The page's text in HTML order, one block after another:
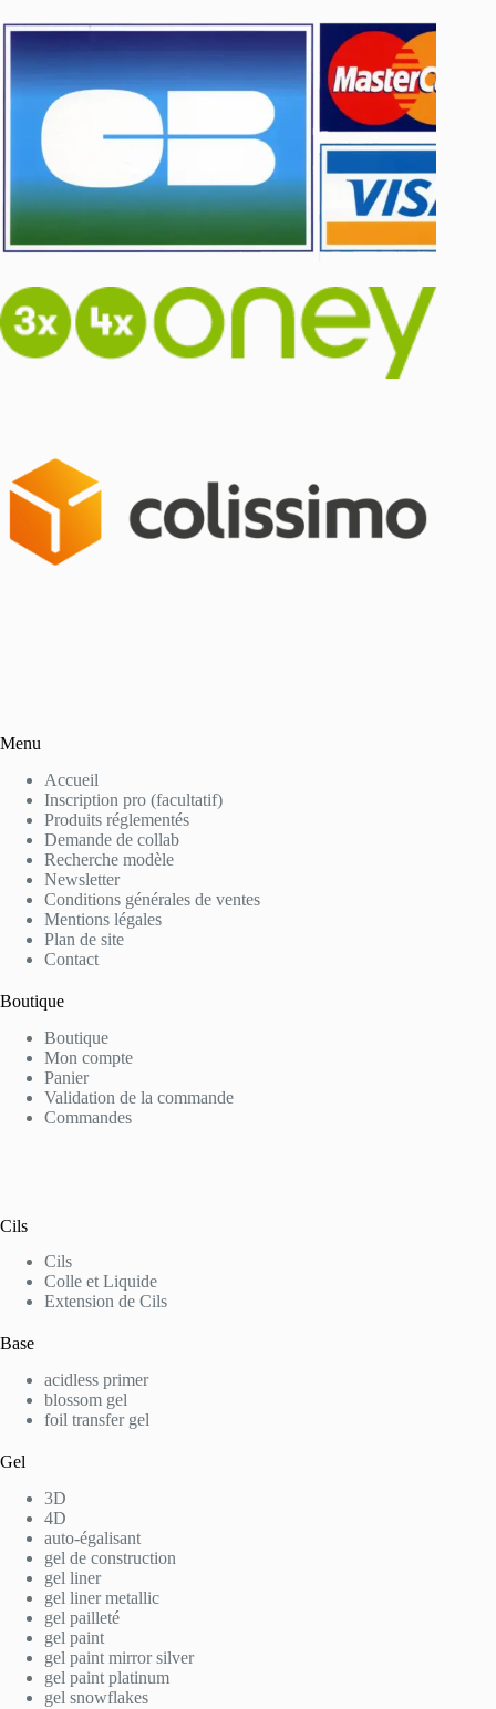
Menu
Accueil
Inscription pro (facultatif)
Produits réglementés
Demande de collab
Recherche modèle
Newsletter
Conditions générales de ventes
Mentions légales
Plan de site
Contact
Boutique
Boutique
Mon compte
Panier
Validation de la commande
Commandes
Cils
Cils
Colle et Liquide
Extension de Cils
Base
acidless primer
blossom gel
foil transfer gel
Gel
3D
4D
auto-égalisant
gel de construction
gel liner
gel liner metallic
gel pailleté
gel paint
gel paint mirror silver
gel paint platinum
gel snowflakes